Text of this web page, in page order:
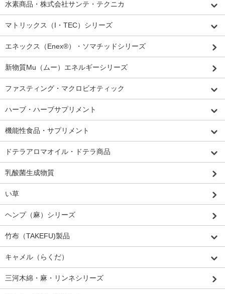
水素商品・株式会社サンテ・テクニカ
マトリックス（I・TEC）シリーズ
エネックス（Enex®）・ソマチッドシリーズ
新物質Mu（ムー）エネルギーシリーズ
ファスティング・マクロビオティック
ハーブ・ハーブサプリメント
機能性食品・サプリメント
ドテラアロマオイル・ドテラ商品
乳酸菌生成物質
い草
ヘンプ（麻）シリーズ
竹布（TAKEFU)製品
キャメル（らくだ）
三河木綿・麻・リンネシリーズ